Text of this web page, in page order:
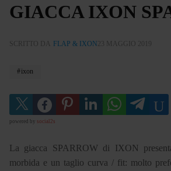
GIACCA IXON
SCRITTO DA FLAP & IXON 23 MAGGIO 2019
ixon
powered by social2s
La giacca SPARROW di IXON
morbida e un taglio curva / fit: molto